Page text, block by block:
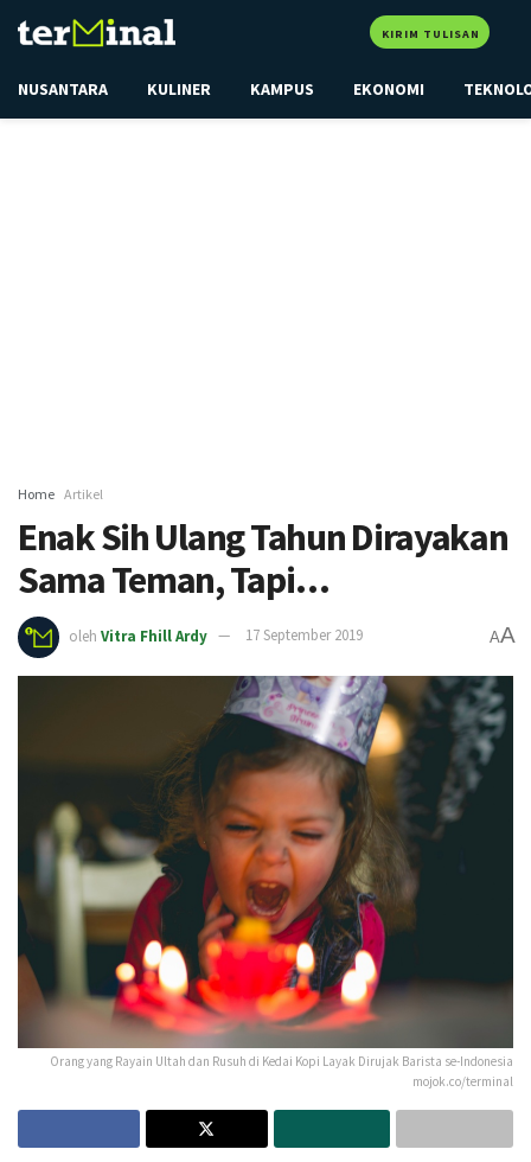
KIRIM TULISAN
NUSANTARA KULINER KAMPUS EKONOMI
Home Artikel
Enak Sih Ulang Tahun Dirayakan
Sama Teman, Tapi…
oleh Vitra Fhill Ardy 17 September 2019 AA
Orang yang Rayain Ultah dan Rusuh di Kedai Kopi Layak Dirujak Barista se-Indonesia
mojok.co/terminal